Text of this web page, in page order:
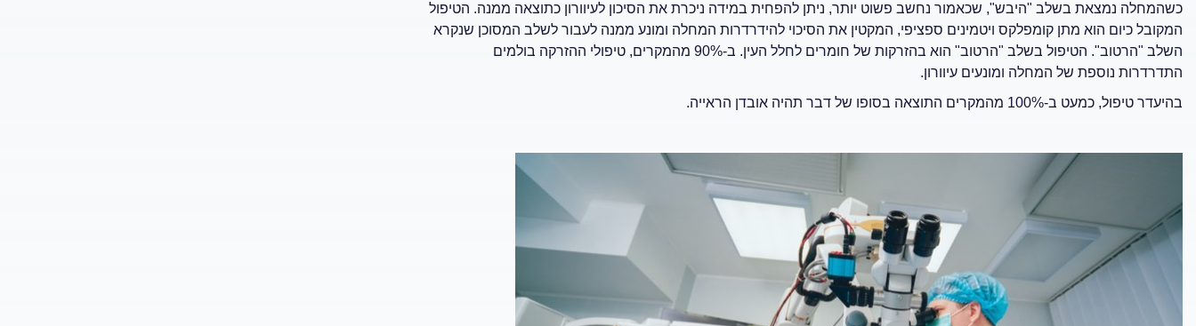
כשהמחלה נמצאת בשלב "היבש", שכאמור נחשב פשוט יותר, ניתן להפחית במידה ניכרת את הסיכון לעיוורון כתוצאה ממנה. הטיפול
המקובל כיום הוא מתן קומפלקס ויטמינים ספציפי, המקטין את הסיכוי להידרדרות המחלה ומונע ממנה לעבור לשלב המסוכן שנקרא
השלב "הרטוב". הטיפול בשלב "הרטוב" הוא בהזרקות של חומרים לחלל העין. ב-90% מהמקרים, טיפולי ההזרקה בולמים
התדרדרות נוספת של המחלה ומונעים עיוורון.
בהיעדר טיפול, כמעט ב-100% מהמקרים התוצאה בסופו של דבר תהיה אובדן הראייה.